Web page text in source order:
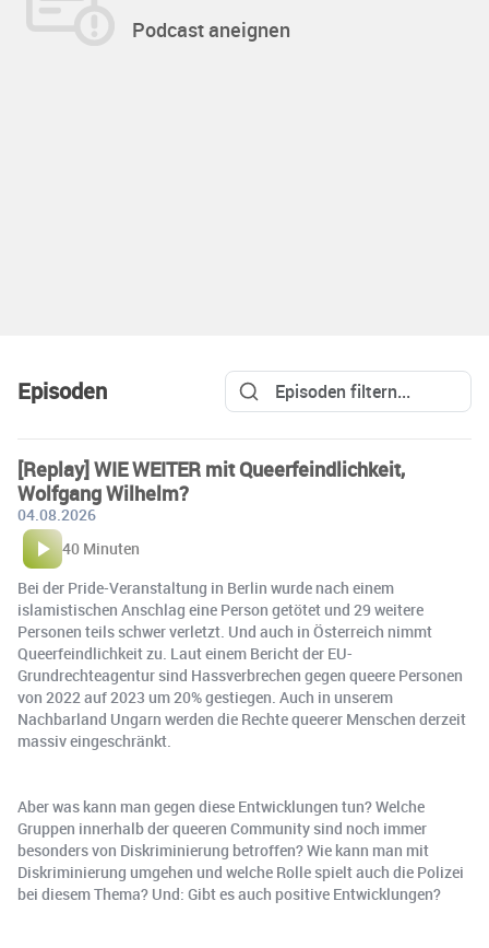
Podcast aneignen
Episoden
[Replay] WIE WEITER mit Queerfeindlichkeit,
Wolfgang Wilhelm?
04.08.2026
40 Minuten
Bei der Pride-Veranstaltung in Berlin wurde nach einem
islamistischen Anschlag eine Person getötet und 29 weitere
Personen teils schwer verletzt. Und auch in Österreich nimmt
Queerfeindlichkeit zu. Laut einem Bericht der EU-
Grundrechteagentur sind Hassverbrechen gegen queere Personen
von 2022 auf 2023 um 20% gestiegen. Auch in unserem
Nachbarland Ungarn werden die Rechte queerer Menschen derzeit
massiv eingeschränkt.
Aber was kann man gegen diese Entwicklungen tun? Welche
Gruppen innerhalb der queeren Community sind noch immer
besonders von Diskriminierung betroffen? Wie kann man mit
Diskriminierung umgehen und welche Rolle spielt auch die Polizei
bei diesem Thema? Und: Gibt es auch positive Entwicklungen?